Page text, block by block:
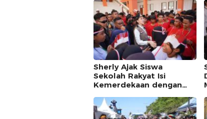
Sherly Ajak Siswa
Sekolah Rakyat Isi
Kemerdekaan dengan